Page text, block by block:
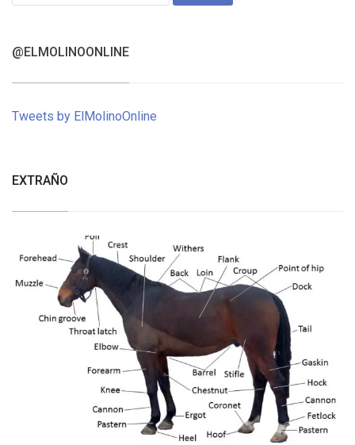
@ELMOLINOONLINE
Tweets by ElMolinoOnline
EXTRAÑO